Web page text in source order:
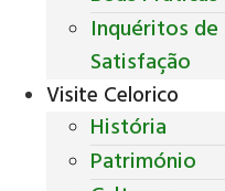
Inquéritos de
Satisfação
Visite Celorico
História
Património